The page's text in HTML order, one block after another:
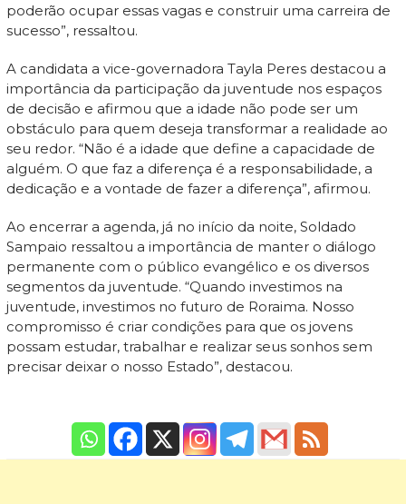
poderão ocupar essas vagas e construir uma carreira de
sucesso”, ressaltou.
A candidata a vice-governadora Tayla Peres destacou a
importância da participação da juventude nos espaços
de decisão e afirmou que a idade não pode ser um
obstáculo para quem deseja transformar a realidade ao
seu redor. “Não é a idade que define a capacidade de
alguém. O que faz a diferença é a responsabilidade, a
dedicação e a vontade de fazer a diferença”, afirmou.
Ao encerrar a agenda, já no início da noite, Soldado
Sampaio ressaltou a importância de manter o diálogo
permanente com o público evangélico e os diversos
segmentos da juventude. “Quando investimos na
juventude, investimos no futuro de Roraima. Nosso
compromisso é criar condições para que os jovens
possam estudar, trabalhar e realizar seus sonhos sem
precisar deixar o nosso Estado”, destacou.